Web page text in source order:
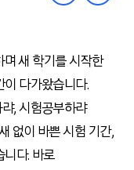
새 학기를 시작한
다가왔습니다.
, 시험공부하랴
없이 바쁜 시험 기간,
니다. 바로